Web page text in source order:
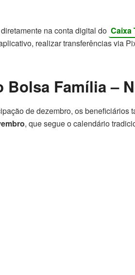
na conta digital do Caixa
realizar transferências via
Bolsa Família –
de dezembro, os beneficiários
, que segue o calendário